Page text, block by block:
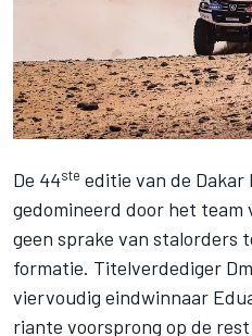
De 44ste editie van de
gedomineerd door het team
geen sprake van stalorders
formatie. Titelverdediger
viervoudig eindwinnaar
riante voorsprong op de